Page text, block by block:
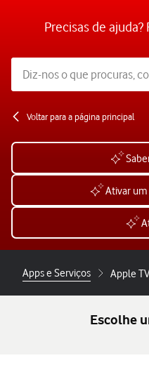
Precisas de
Voltar para a página principal
Ativar
Apps e Serviços Apple
Escolhe